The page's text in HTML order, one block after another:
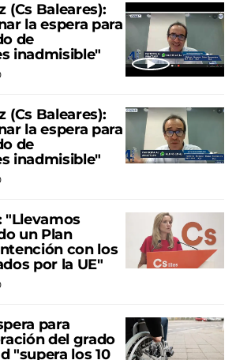
(Cs Baleares):
la espera para
de
inadmisible"
(Cs Baleares):
la espera para
de
inadmisible"
"Llevamos
un Plan
con los
por la UE"
para
del grado
"supera los 10